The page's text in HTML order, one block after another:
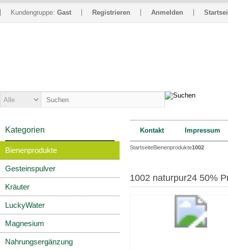
Kundengruppe: Gast Registrieren Anmelden
Kontakt Impressum
StartseiteBienenprodukte1002
1002 naturpur24 50%
Kategorien
Bienenprodukte
Gesteinspulver
Kräuter
LuckyWater
Magnesium
Nahrungsergänzung